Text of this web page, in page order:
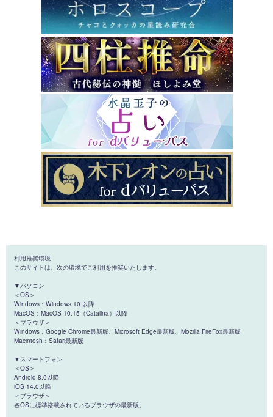
利用推奨環境
このサイトは、次の環境でご利用を推奨いたします。
▼パソコン
＜OS＞
Windows：Windows 10 以降
MacOS：MacOS 10.15（Catalina）以降
＜ブラウザ＞
Windows：Google Chrome最新版、Microsoft Edge最新版、Mozilla FireFox最新版
Macintosh：Safari最新版
▼スマートフォン
＜OS＞
Android 8.0以降
iOS 14.0以降
＜ブラウザ＞
各OSに標準搭載されているブラウザの最新版。